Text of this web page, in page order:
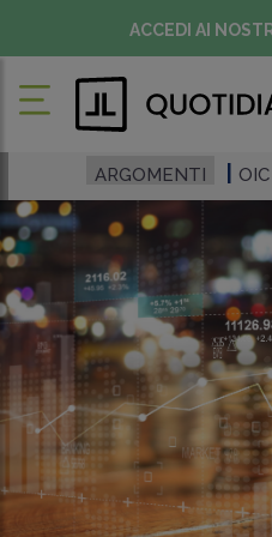
ACCEDI AI
ARGOMENTI OIC